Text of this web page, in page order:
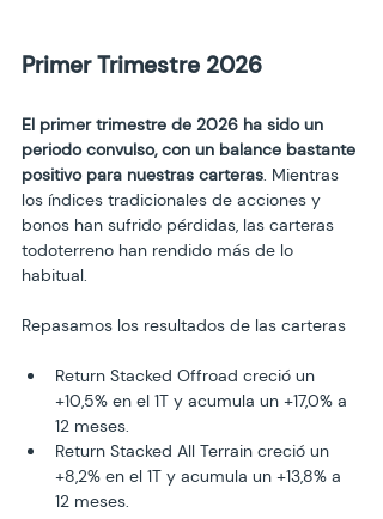
Primer Trimestre 2026
El primer trimestre de 2026 ha sido un
periodo convulso, con un balance bastante
positivo para nuestras carteras . Mientras
los índices tradicionales de acciones y
bonos han sufrido pérdidas, las carteras
todoterreno han rendido más de lo
habitual.
Repasamos los resultados de las carteras
Return Stacked Offroad creció un
+10,5% en el 1T y acumula un +17,0% a
12 meses.
Return Stacked All Terrain creció un
+8,2% en el 1T y acumula un +13,8% a
12 meses.